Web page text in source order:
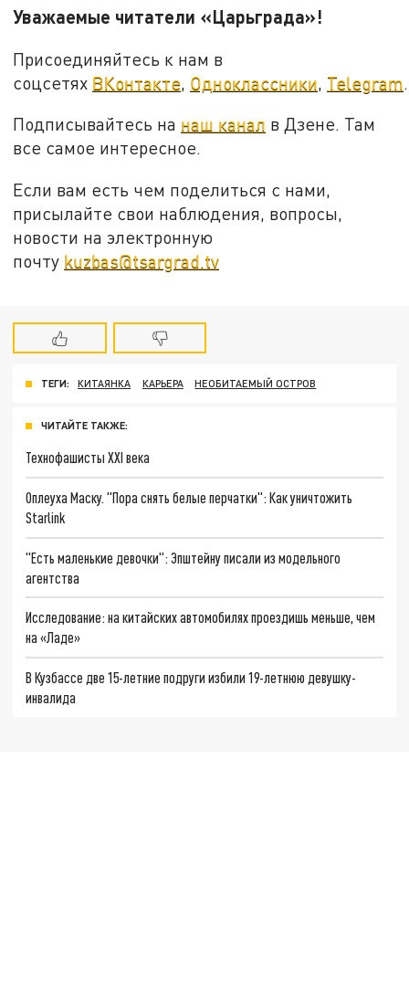
Уважаемые читатели «Царьграда»!
Присоединяйтесь к нам в
соцсетях ВКонтакте Одноклассники Telegram
Подписывайтесь на наш канал в Дзене. Там
все самое интересное.
Если вам есть чем поделиться с нами,
присылайте свои наблюдения, вопросы,
новости на электронную
почту kuzbas@tsargrad.tv
ТЕГИ: КИТАЯНКА КАРЬЕРА НЕОБИТАЕМЫЙ ОСТРОВ
ЧИТАЙТЕ ТАКЖЕ:
Технофашисты XXI века
Оплеуха Маску. "Пора снять белые перчатки": Как уничтожить
Starlink
"Есть маленькие девочки": Эпштейну писали из модельного
агентства
Исследование: на китайских автомобилях проездишь меньше, чем
на «Ладе»
В Кузбассе две 15-летние подруги избили 19-летнюю девушку-
инвалида